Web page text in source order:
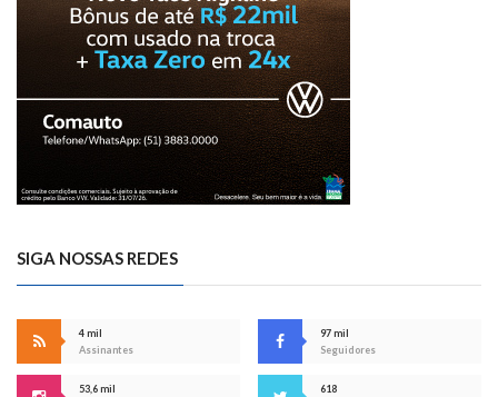
SIGA NOSSAS REDES
4 mil
Assinantes
97 mil
Seguidores
53,6 mil
618